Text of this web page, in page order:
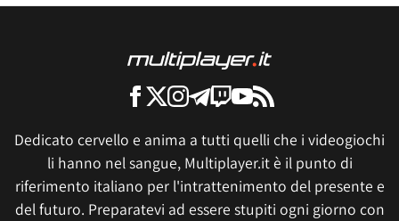
Dedicato cervello e anima a tutti quelli che i videogiochi
li hanno nel sangue, Multiplayer.it è il punto di
riferimento italiano per l'intrattenimento del presente e
del futuro. Preparatevi ad essere stupiti ogni giorno con